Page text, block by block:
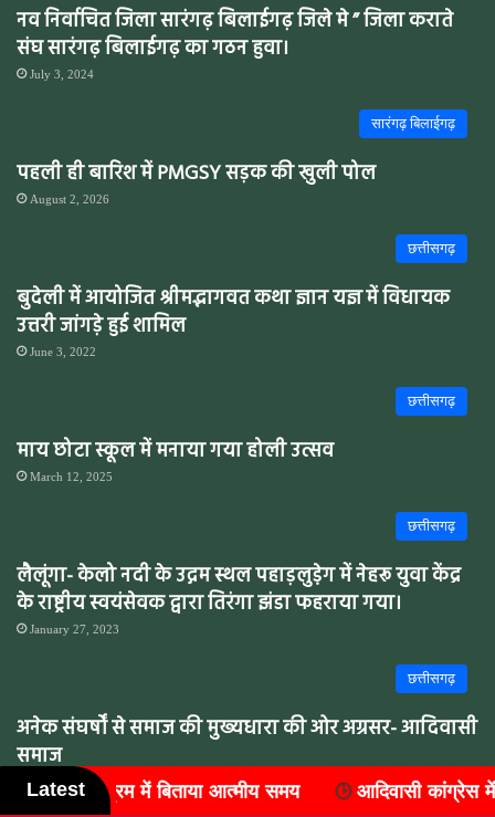
नव निर्वाचित जिला सारंगढ़ बिलाईगढ़ जिले मे ” जिला कराते
संघ सारंगढ़ बिलाईगढ़ का गठन हुवा।
July 3, 2024
सारंगढ़ बिलाईगढ़
पहली ही बारिश में PMGSY सड़क की खुली पोल
August 2, 2026
छत्तीसगढ़
बुदेली में आयोजित श्रीमद्भागवत कथा ज्ञान यज्ञ में विधायक
उत्तरी जांगड़े हुई शामिल
June 3, 2022
छत्तीसगढ़
माय छोटा स्कूल में मनाया गया होली उत्सव
March 12, 2025
छत्तीसगढ़
लैलूंगा- केलो नदी के उद्गम स्थल पहाड़लुडे़ग में नेहरू युवा केंद्र
के राष्ट्रीय स्वयंसेवक द्वारा तिरंगा झंडा फहराया गया।
January 27, 2023
छत्तीसगढ़
अनेक संघर्षों से समाज की मुख्यधारा की ओर अग्रसर- आदिवासी
समाज
August 8, 2022
Latest
समय आदिवासी कांग्रेस में संगठन विस्तार, जिले के सात